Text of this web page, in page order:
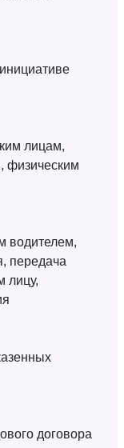
лицам,
физическим
водителем,
передача
лицу,
договора